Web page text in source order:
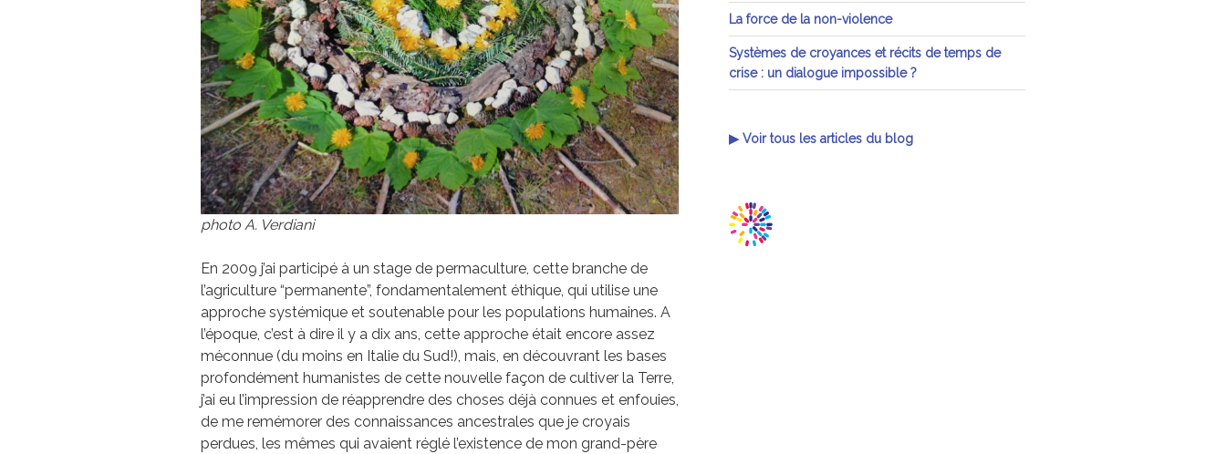
photo A. Verdiani
En 2009 j’ai participé à un stage de permaculture, cette branche de
l’agriculture “permanente”, fondamentalement éthique, qui utilise une
approche systémique et soutenable pour les populations humaines. A
l’époque, c’est à dire il y a dix ans, cette approche était encore assez
méconnue (du moins en Italie du Sud!), mais, en découvrant les bases
profondément humanistes de cette nouvelle façon de cultiver la Terre,
j’ai eu l’impression de réapprendre des choses déjà connues et enfouies,
de me remémorer des connaissances ancestrales que je croyais
perdues, les mêmes qui avaient réglé l’existence de mon grand-père
La force de la non-violence
Systèmes de croyances et récits de temps de
crise : un dialogue impossible ?
▶ Voir tous les articles du blog